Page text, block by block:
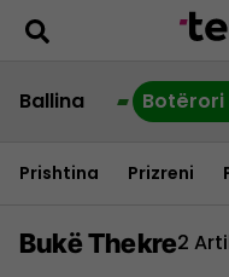
Ballina Botërori
Prishtina Prizreni
Bukë Thekre2